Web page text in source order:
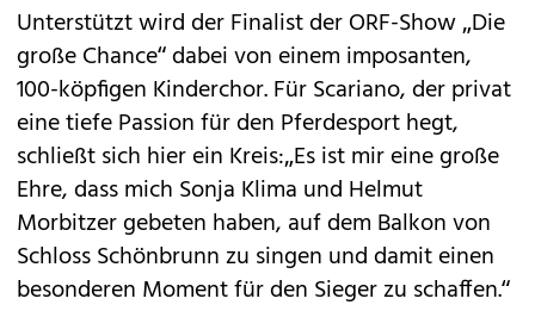
Unterstützt wird der Finalist der ORF-Show „Die
große Chance“ dabei von einem imposanten,
100-köpfigen Kinderchor. Für Scariano, der privat
eine tiefe Passion für den Pferdesport hegt,
schließt sich hier ein Kreis:„Es ist mir eine große
Ehre, dass mich Sonja Klima und Helmut
Morbitzer gebeten haben, auf dem Balkon von
Schloss Schönbrunn zu singen und damit einen
besonderen Moment für den Sieger zu schaffen.“